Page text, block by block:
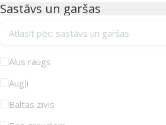
Sastāvs un garšas
Atlasīt pēc: sastāvs un garšas
Alus raugs
Augļi
Baltas zivis